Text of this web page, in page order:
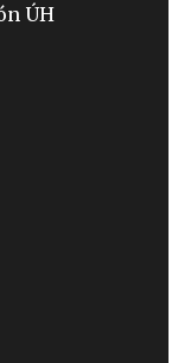
ÚH